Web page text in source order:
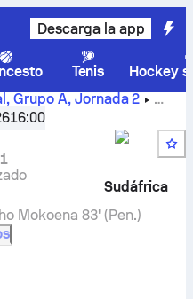
Descarga la app
Tenis
Hockey
Grupo A, Jornada 2
H2H, clasificación,
16:00
1
Sudáfrica
Mokoena 83' (Pen.)